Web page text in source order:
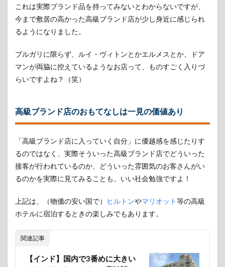
ト
③：
機械
式だ
付け
てい
ない
と止
デメ
リッ
④：
バー
ホー
ルが
面
高い
4
終わ
り
ブラ
ンド
これは実際ブランド品を持ってみないとわからないですが、
今まで敷居の高かった高級ブランド店が少し身近に感じられ
るようになりました。
ブルガリに限らず、ルイ・ヴィトンとかエルメスとか、ドア
マンが両脇に控えているようなお店って、ものすごく入りづ
らいですよね？（笑）
高級ブランド店のおもてなしは一見の価値あり
「高級ブランド店に入っていく自分」に優越感を感じたりす
るのではなく、実際そういった高級ブランド店でどういった
接客が行われているのか、どういった雰囲気のお客さんがい
るのかを実際に見てみることも、いい社会勉強ですよ！
上記は、（物価の安い国で） ヒルトンやマリオット等の高級
ホテルに宿泊するときの楽しみでもあります。
関連記事
【インド】国内で3番めに大きい